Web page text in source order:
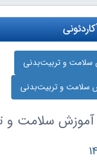
و تربیت‌بدنی
سلامت و تربیت‌بدنی
سلامت و